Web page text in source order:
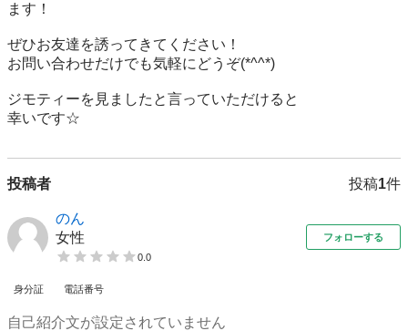
ます！
ぜひお友達を誘ってきてください！
お問い合わせだけでも気軽にどうぞ(*^^*)
ジモティーを見ましたと言っていただけると
幸いです☆
投稿者 投稿1件
のん
女性
0.0
フォローする
身分証 電話番号
自己紹介文が設定されていません